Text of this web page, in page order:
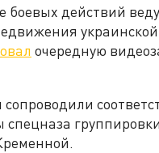
боевых действий
очередную